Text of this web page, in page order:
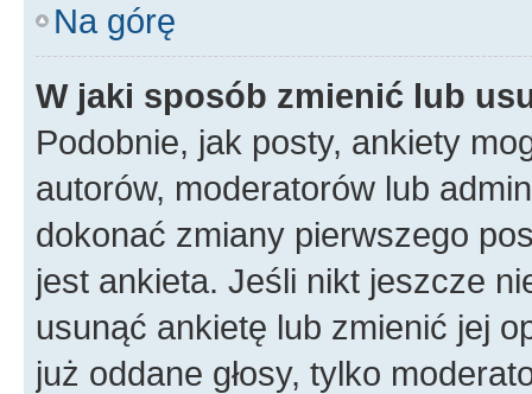
Na górę
W jaki sposób zmienić lub
Podobnie, jak posty, ankiety
autorów, moderatorów lub
dokonać zmiany pierwszego
jest ankieta. Jeśli nikt jeszcze
usunąć ankietę lub zmienić jej
już oddane głosy, tylko